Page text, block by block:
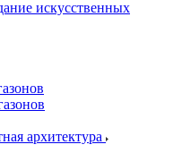
искусственных
архитектура